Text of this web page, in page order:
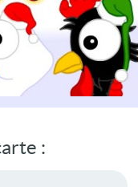
: